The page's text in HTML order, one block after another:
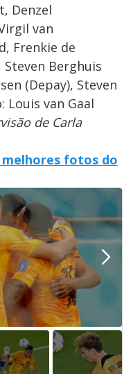
Denzel
van
Frenkie de
Steven Berghuis
(Depay), Steven
Louis van Gaal
de Carla
melhores fotos do